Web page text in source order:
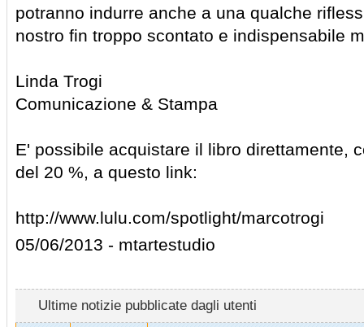
potranno indurre anche a una qualche
nostro fin troppo scontato e indispensabile
Linda Trogi
Comunicazione & Stampa
E' possibile acquistare il libro direttamente,
del 20 %, a questo link:
http://www.lulu.com/spotlight/marcotrogi
05/06/2013 - mtartestudio
Ultime notizie pubblicate dagli utenti